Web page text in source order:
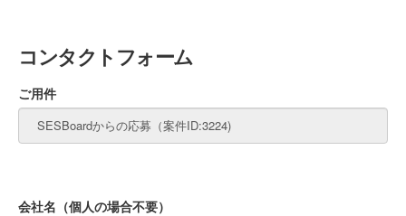
コンタクトフォーム
ご用件
会社名（個人の場合不要）